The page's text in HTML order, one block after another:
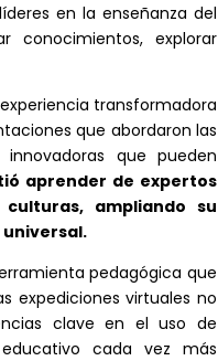
en la enseñanza del
explorar
transformadora
que abordaron las
que pueden
aprender de expertos
ampliando su
pedagógica que
expediciones virtuales no
clave en el uso de
cada vez más